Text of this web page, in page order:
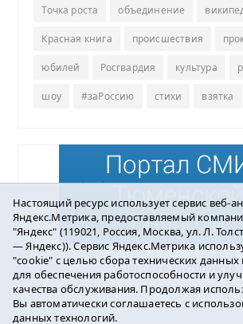
Точка роста объединение
Красная книга происшествия
юбилей Росгвардия культура
шоу #заРоссию стихи взятка
Погода в Ялуторовске
Настоящий ресурс использует сервис веб-
Яндекс.Метрика, предоставляемый
"Яндекс" (119021, Россия, Москва, ул. Л.
— Яндекс)). Сервис Яндекс.Метрика
"cookie" с целью сбора технических данных
для обеспечения работоспособности и
качества обслуживания. Продолжая
Вы автоматически соглашаетесь с
данных технологий.